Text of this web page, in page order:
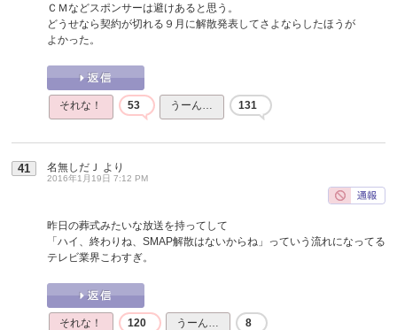
ＣＭなどスポンサーは避けあると思う。
どうせなら契約が切れる９月に解散発表してさよならしたほうが
よかった。
それな！ 53 うーん… 131
41 名無しだＪ より
2016年1月19日 7:12 PM
昨日の葬式みたいな放送を持ってして
「ハイ、終わりね、SMAP解散はないからね」っていう流れになってる
テレビ業界こわすぎ。
それな！ 120 うーん… 8